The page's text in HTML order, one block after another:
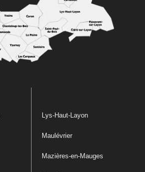
Lys-Haut-Layon
Maulévrier
Mazières-en-Mauges